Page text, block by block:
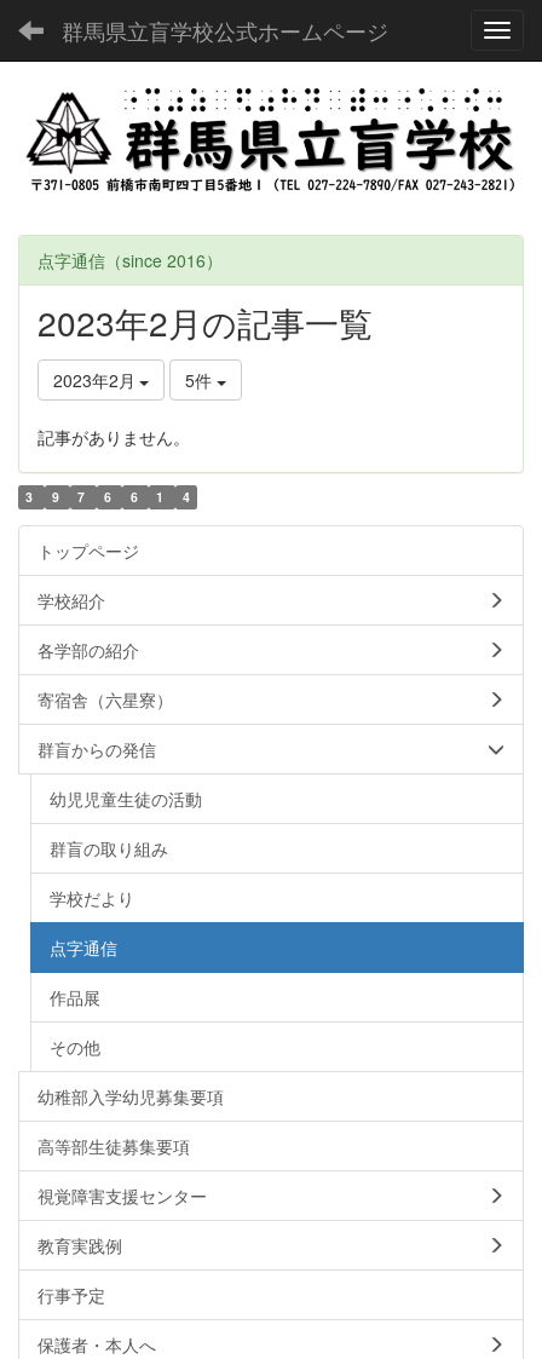
群馬県立盲学校公式ホームページ
点字通信（since 2016）
2023年2月の記事一覧
2023年2月 5件
記事がありません。
3 9 7 6 6 1 4
トップページ
学校紹介
各学部の紹介
寄宿舎（六星寮）
群盲からの発信
幼児児童生徒の活動
群盲の取り組み
学校だより
点字通信
作品展
その他
幼稚部入学幼児募集要項
高等部生徒募集要項
視覚障害支援センター
教育実践例
行事予定
保護者・本人へ